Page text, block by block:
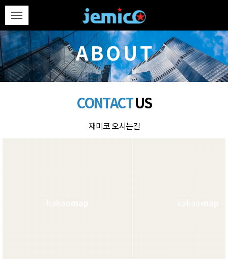
ABOUT
CONTACTUS
재미코 오시는길